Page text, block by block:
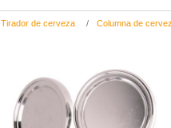
Tirador de cerveza Columna de